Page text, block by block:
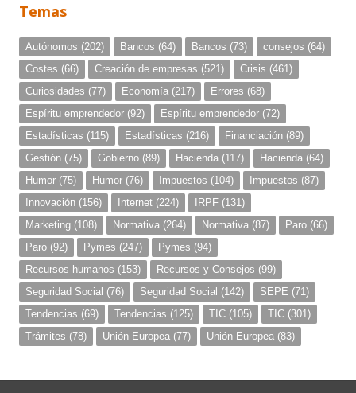
Temas
Autónomos (202) Bancos (64) Bancos (73) consejos (64)
Costes (66) Creación de empresas (521) Crisis (461)
Curiosidades (77) Economía (217) Errores (68)
Espíritu emprendedor (92) Espíritu emprendedor (72)
Estadísticas (115) Estadísticas (216) Financiación (89)
Gestión (75) Gobierno (89) Hacienda (117) Hacienda (64)
Humor (75) Humor (76) Impuestos (104) Impuestos (87)
Innovación (156) Internet (224) IRPF (131)
Marketing (108) Normativa (264) Normativa (87) Paro (66)
Paro (92) Pymes (247) Pymes (94)
Recursos humanos (153) Recursos y Consejos (99)
Seguridad Social (76) Seguridad Social (142) SEPE (71)
Tendencias (69) Tendencias (125) TIC (105) TIC (301)
Trámites (78) Unión Europea (77) Unión Europea (83)